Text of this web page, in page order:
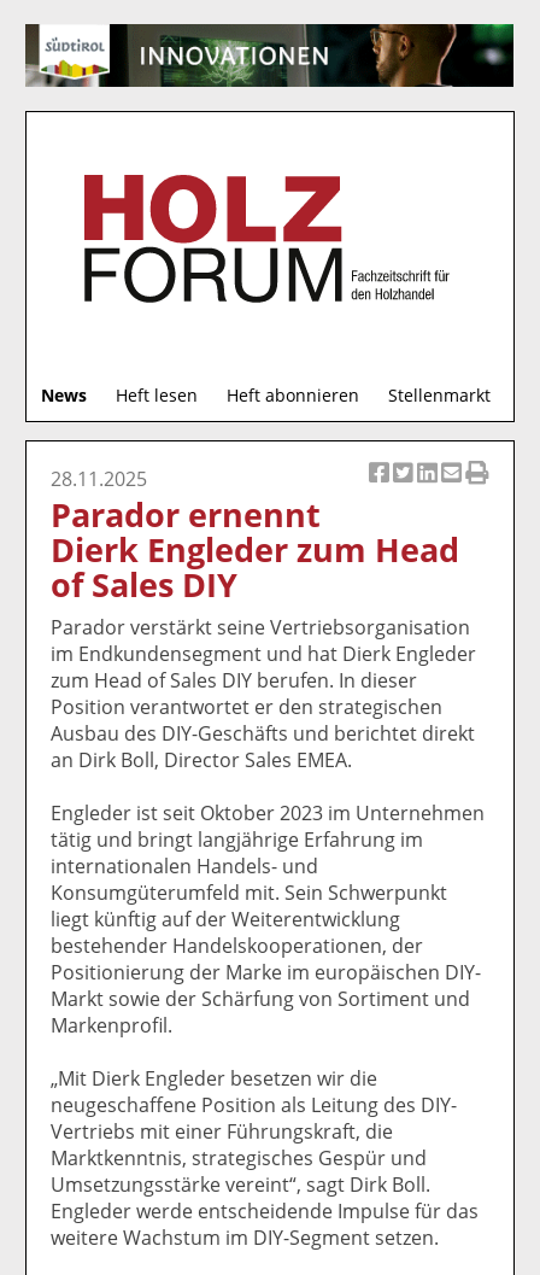
News Heft lesen Heft abonnieren Stellenmarkt
u
c
uf
F
ac
e
b
k
te
e
n
k
wi
tt
er
n
k
uf
Li
n
k
e
te
il
n
k
er
E
ai
l
se
e
ru
ck
28.11.2025
Parador ernennt
Dierk Engleder zum Head
of Sales DIY
Parador verstärkt seine Vertriebsorganisation
im Endkundensegment und hat Dierk Engleder
zum Head of Sales DIY berufen. In dieser
Position verantwortet er den strategischen
Ausbau des DIY-Geschäfts und berichtet direkt
an Dirk Boll, Director Sales EMEA.
Engleder ist seit Oktober 2023 im Unternehmen
tätig und bringt langjährige Erfahrung im
internationalen Handels- und
Konsumgüterumfeld mit. Sein Schwerpunkt
liegt künftig auf der Weiterentwicklung
bestehender Handelskooperationen, der
Positionierung der Marke im europäischen DIY-
Markt sowie der Schärfung von Sortiment und
Markenprofil.
„Mit Dierk Engleder besetzen wir die
neugeschaffene Position als Leitung des DIY-
Vertriebs mit einer Führungskraft, die
Marktkenntnis, strategisches Gespür und
Umsetzungsstärke vereint“, sagt Dirk Boll.
Engleder werde entscheidende Impulse für das
weitere Wachstum im DIY-Segment setzen.